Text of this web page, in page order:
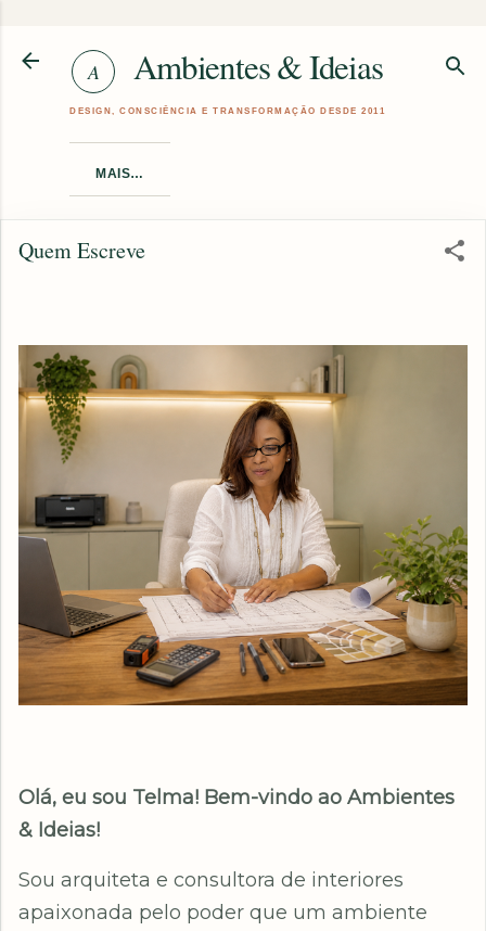
Ambientes & Ideias
MAIS…
Quem Escreve
Olá, eu sou Telma! Bem-vindo ao Ambientes
& Ideias!
Sou arquiteta e consultora de interiores
apaixonada pelo poder que um ambiente